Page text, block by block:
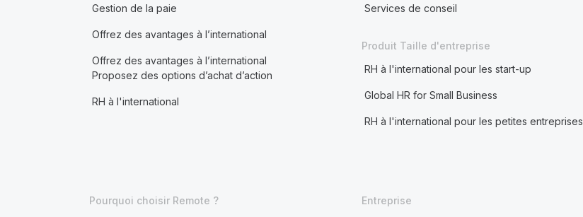
Gestion de la paie
Offrez des avantages à l’international
Offrez des avantages à l’international
Proposez des options d’achat d’action
RH à l'international
Services de conseil
Produit Taille d'entreprise
RH à l'international pour les start-up
Global HR for Small Business
RH à l'international pour les petites entreprises
Pourquoi choisir Remote ?
Entreprise